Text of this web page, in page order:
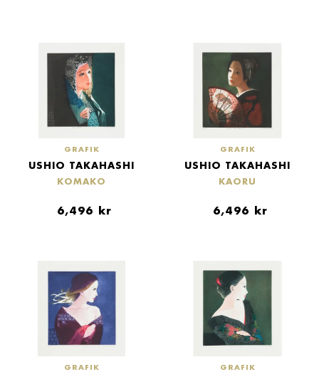
GRAFIK
USHIO TAKAHASHI
KOMAKO
6,496 kr
GRAFIK
USHIO TAKAHASHI
KAORU
6,496 kr
GRAFIK GRAFIK